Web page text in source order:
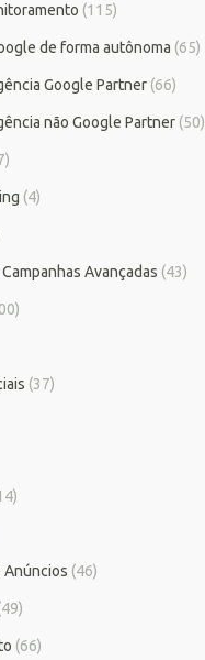
(115)
de forma autônoma (65)
Google Partner (66)
não Google Partner (50)
(4)
Avançadas (43)
(37)
Anúncios (46)
(66)